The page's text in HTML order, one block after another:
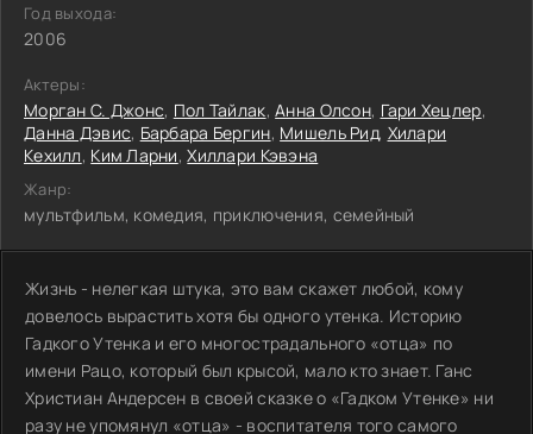
Год выхода:
2006
Актеры:
Морган С. Джонс, Пол Тайлак,Анна Олсон, Гари Хецлер,
Данна Дэвис, Барбара Бергин, Мишель Рид, Хилари
Кехилл, Ким Ларни,Хиллари Кэвэна
Жанр:
мультфильм, комедия, приключения, семейный
Жизнь - нелегкая штука, это вам скажет любой, кому
довелось вырастить хотя бы одного утенка. Историю
Гадкого Утенка и его многострадального «отца» по
имени Рацо, который был крысой, мало кто знает. Ганс
Христиан Андерсен в своей сказке о «Гадком Утенке» ни
разу не упомянул «отца» - воспитателя того самого